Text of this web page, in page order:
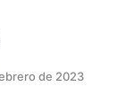
de 2023